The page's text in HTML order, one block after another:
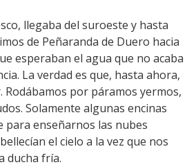
llegaba del suroeste y hasta
de Peñaranda de Duero hacia
esperaban el agua que no acaba
La verdad es que, hasta ahora,
Rodábamos por páramos yermos,
Solamente algunas encinas
enseñarnos las nubes
el cielo a la vez que nos
ducha fría.